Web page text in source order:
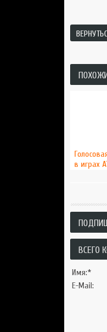
в играх
ВСЕГО
Имя:*
E-Mail: